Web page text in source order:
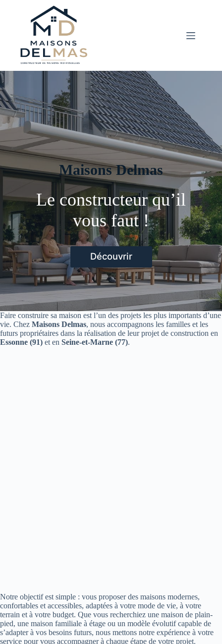
Maisons Delmas
Le constructeur qu’il
vous faut !
Découvrir
Faire construire sa maison est l’un des projets les plus importants d’une
vie. Chez Maisons Delmas, nous accompagnons les familles et les
futurs propriétaires dans la réalisation de leur projet de construction en
Essonne (91) et en Seine-et-Marne (77).
Notre objectif est simple : vous proposer des maisons modernes,
confortables et accessibles, adaptées à votre mode de vie, à votre
terrain et à votre budget. Que vous recherchiez une maison de plain-
pied, une maison familiale à étage ou un modèle évolutif capable de
s’adapter à vos besoins futurs, nous mettons notre expérience à votre
service pour vous accompagner à chaque étape de votre projet.